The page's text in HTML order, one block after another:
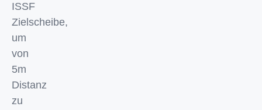
ISSF
Zielscheibe,
um
von
5m
Distanz
zu